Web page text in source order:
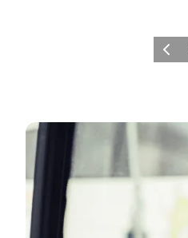
Bewusst reisen –